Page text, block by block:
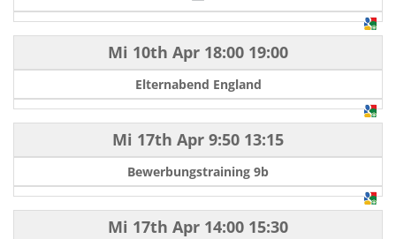
Mi 10th Apr 18:00 19:00
Elternabend England
Mi 17th Apr 9:50 13:15
Bewerbungstraining 9b
Mi 17th Apr 14:00 15:30